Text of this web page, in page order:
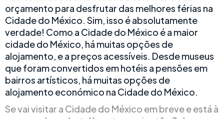
orçamento para desfrutar das melhores férias na
Cidade do México. Sim, isso é absolutamente
verdade! Como a Cidade do México é a maior
cidade do México, há muitas opções de
alojamento, e a preços acessíveis. Desde museus
que foram convertidos em hotéis a pensões em
bairros artísticos, há muitas opções de
alojamento económico na Cidade do México.
Se vai visitar a Cidade do México em breve e está à